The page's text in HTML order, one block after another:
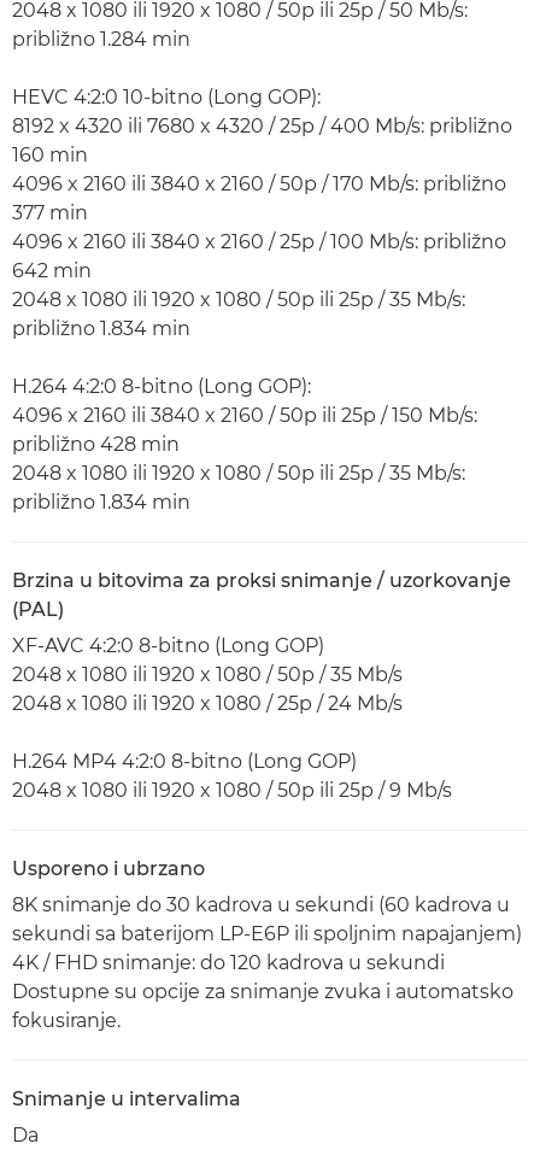
2048 x 1080 ili 1920 x 1080 / 50p ili 25p / 50 Mb/s:
približno 1.284 min
HEVC 4:2:0 10-bitno (Long GOP):
8192 x 4320 ili 7680 x 4320 / 25p / 400 Mb/s: približno
160 min
4096 x 2160 ili 3840 x 2160 / 50p / 170 Mb/s: približno
377 min
4096 x 2160 ili 3840 x 2160 / 25p / 100 Mb/s: približno
642 min
2048 x 1080 ili 1920 x 1080 / 50p ili 25p / 35 Mb/s:
približno 1.834 min
H.264 4:2:0 8-bitno (Long GOP):
4096 x 2160 ili 3840 x 2160 / 50p ili 25p / 150 Mb/s:
približno 428 min
2048 x 1080 ili 1920 x 1080 / 50p ili 25p / 35 Mb/s:
približno 1.834 min
Brzina u bitovima za proksi snimanje / uzorkovanje
(PAL)
XF-AVC 4:2:0 8-bitno (Long GOP)
2048 x 1080 ili 1920 x 1080 / 50p / 35 Mb/s
2048 x 1080 ili 1920 x 1080 / 25p / 24 Mb/s
H.264 MP4 4:2:0 8-bitno (Long GOP)
2048 x 1080 ili 1920 x 1080 / 50p ili 25p / 9 Mb/s
Usporeno i ubrzano
8K snimanje do 30 kadrova u sekundi (60 kadrova u
sekundi sa baterijom LP-E6P ili spoljnim napajanjem)
4K / FHD snimanje: do 120 kadrova u sekundi
Dostupne su opcije za snimanje zvuka i automatsko
fokusiranje.
Snimanje u intervalima
Da